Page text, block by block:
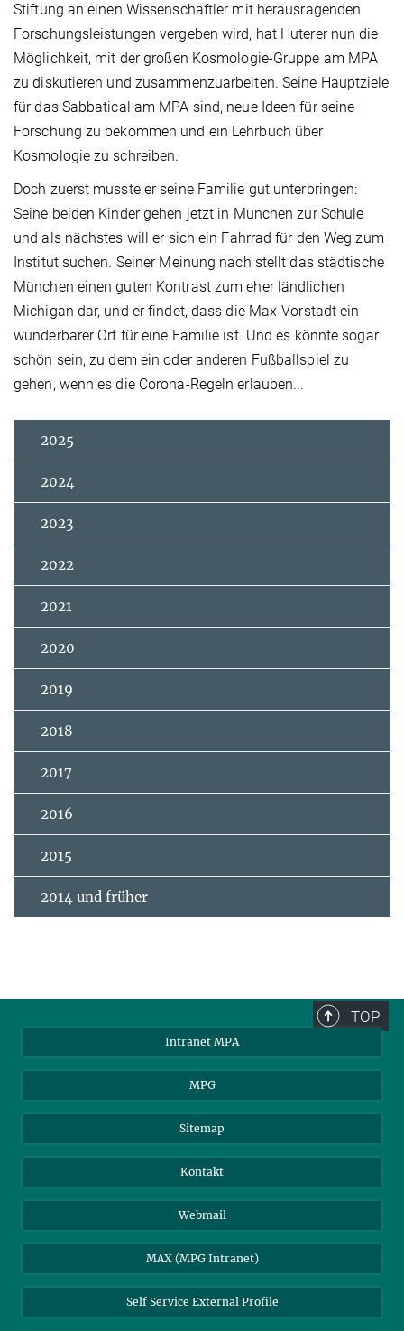
Stiftung an einen Wissenschaftler mit herausragenden
Forschungsleistungen vergeben wird, hat Huterer nun die
Möglichkeit, mit der großen Kosmologie-Gruppe am MPA
zu diskutieren und zusammenzuarbeiten. Seine Hauptziele
für das Sabbatical am MPA sind, neue Ideen für seine
Forschung zu bekommen und ein Lehrbuch über
Kosmologie zu schreiben.
Doch zuerst musste er seine Familie gut unterbringen:
Seine beiden Kinder gehen jetzt in München zur Schule
und als nächstes will er sich ein Fahrrad für den Weg zum
Institut suchen. Seiner Meinung nach stellt das städtische
München einen guten Kontrast zum eher ländlichen
Michigan dar, und er findet, dass die Max-Vorstadt ein
wunderbarer Ort für eine Familie ist. Und es könnte sogar
schön sein, zu dem ein oder anderen Fußballspiel zu
gehen, wenn es die Corona-Regeln erlauben...
2025
2024
2023
2022
2021
2020
2019
2018
2017
2016
2015
2014 und früher
TOP
Intranet MPA
MPG
Sitemap
Kontakt
Webmail
MAX (MPG Intranet)
Self Service External Profile